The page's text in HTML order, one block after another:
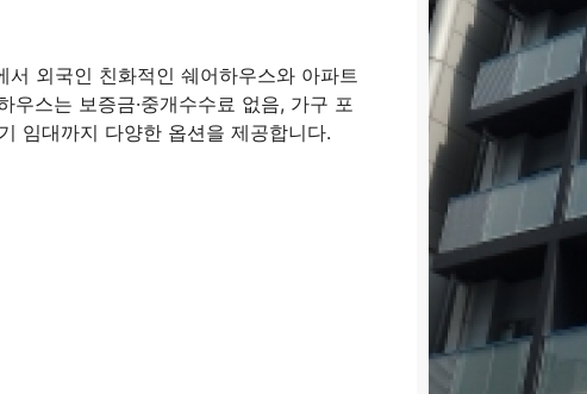
서 외국인 친화적인 쉐어하우스와 아파트
우스는 보증금·중개수수료 없음, 가구 포
임대까지 다양한 옵션을 제공합니다.